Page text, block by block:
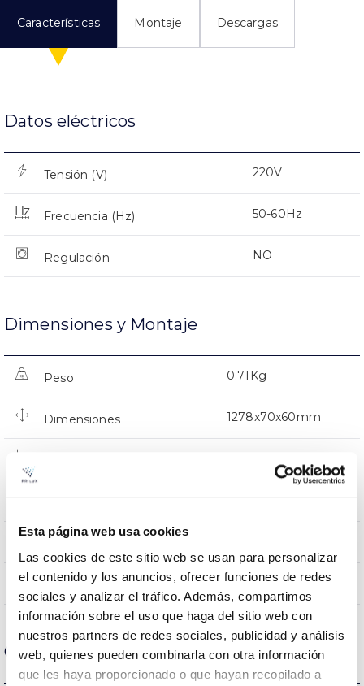
Esta página web usa cookies
Las cookies de este sitio web se usan para personalizar
el contenido y los anuncios, ofrecer funciones de redes
sociales y analizar el tráfico. Además, compartimos
información sobre el uso que haga del sitio web con
nuestros partners de redes sociales, publicidad y análisis
web, quienes pueden combinarla con otra información
que les haya proporcionado o que hayan recopilado a
Características Montaje Descargas
Datos eléctricos
Tensión (V) 220V
Frecuencia (Hz) 50-60Hz
Regulación NO
Dimensiones y Montaje
Peso 0.71Kg
Dimensiones 1278x70x60mm
Empalmable NO
Iluminación Directa
Carcasa y Acabado